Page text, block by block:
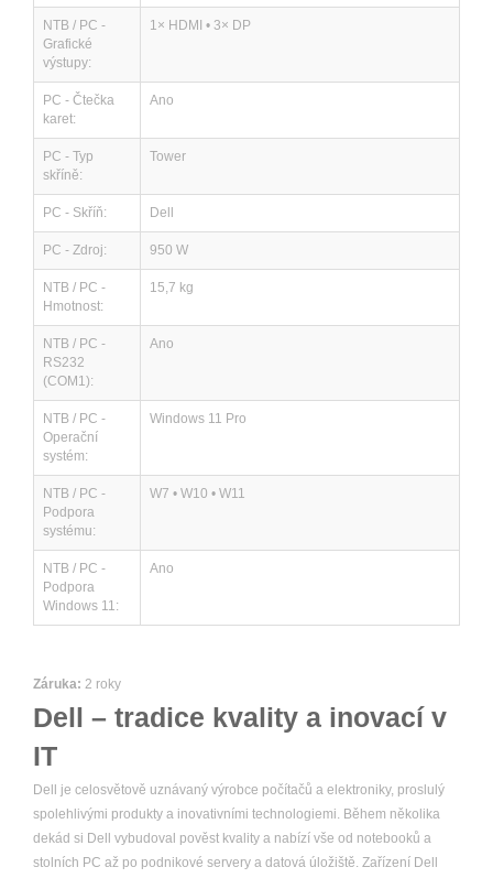
NTB / PC -
Grafické
výstupy:
1× HDMI • 3× DP
PC - Čtečka
karet:
Ano
PC - Typ
skříně:
Tower
PC - Skříň: Dell
PC - Zdroj: 950 W
NTB / PC -
Hmotnost:
15,7 kg
NTB / PC -
RS232
(COM1):
Ano
NTB / PC -
Operační
systém:
Windows 11 Pro
NTB / PC -
Podpora
systému:
W7 • W10 • W11
NTB / PC -
Podpora
Windows 11:
Ano
Záruka: 2 roky
Dell – tradice kvality a inovací v
IT
Dell je celosvětově uznávaný výrobce počítačů a elektroniky, proslulý
spolehlivými produkty a inovativními technologiemi. Během několika
dekád si Dell vybudoval pověst kvality a nabízí vše od notebooků a
stolních PC až po podnikové servery a datová úložiště. Zařízení Dell